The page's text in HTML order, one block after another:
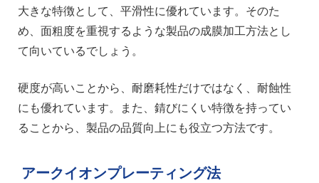
大きな特徴として、平滑性に優れています。そのた
め、面粗度を重視するような製品の成膜加工方法とし
て向いているでしょう。
硬度が高いことから、耐磨耗性だけではなく、耐蝕性
にも優れています。また、錆びにくい特徴を持ってい
ることから、製品の品質向上にも役立つ方法です。
アークイオンプレーティング法